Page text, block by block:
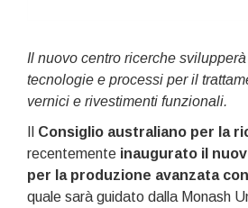
Il nuovo centro ricerche
tecnologie e processi per il
vernici e rivestimenti funzionali.
Consiglio australiano per la
recentemente inaugurato il
per la produzione avanzata
quale sarà guidato dalla Monash